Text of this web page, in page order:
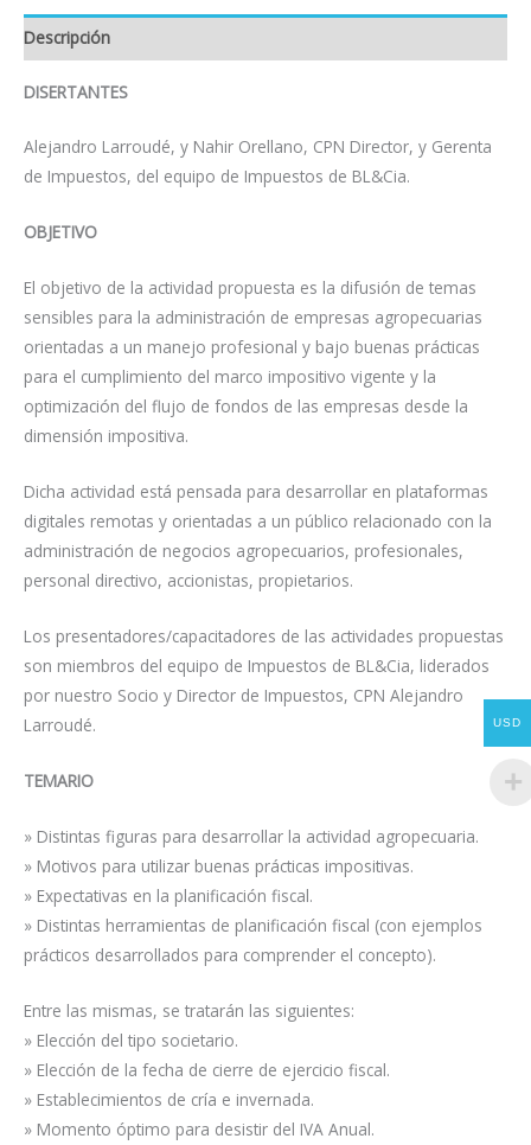
Descripción
DISERTANTES
Alejandro Larroudé, y Nahir Orellano, CPN Director, y Gerenta
de Impuestos, del equipo de Impuestos de BL&Cia.
OBJETIVO
El objetivo de la actividad propuesta es la difusión de temas
sensibles para la administración de empresas agropecuarias
orientadas a un manejo profesional y bajo buenas prácticas
para el cumplimiento del marco impositivo vigente y la
optimización del flujo de fondos de las empresas desde la
dimensión impositiva.
Dicha actividad está pensada para desarrollar en plataformas
digitales remotas y orientadas a un público relacionado con la
administración de negocios agropecuarios, profesionales,
personal directivo, accionistas, propietarios.
Los presentadores/capacitadores de las actividades propuestas
son miembros del equipo de Impuestos de BL&Cia, liderados
por nuestro Socio y Director de Impuestos, CPN Alejandro
Larroudé.
TEMARIO
» Distintas figuras para desarrollar la actividad agropecuaria.
» Motivos para utilizar buenas prácticas impositivas.
» Expectativas en la planificación fiscal.
» Distintas herramientas de planificación fiscal (con ejemplos
prácticos desarrollados para comprender el concepto).
Entre las mismas, se tratarán las siguientes:
» Elección del tipo societario.
» Elección de la fecha de cierre de ejercicio fiscal.
» Establecimientos de cría e invernada.
» Momento óptimo para desistir del IVA Anual.
USD